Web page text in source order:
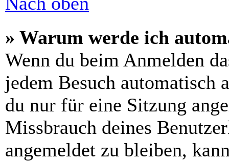
» Warum werde ich
Wenn du beim Anmelden
jedem Besuch automatisch
du nur für eine Sitzung
Missbrauch deines
angemeldet zu bleiben,